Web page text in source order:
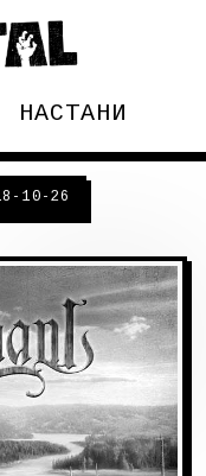
НАСТАНИ
10-26